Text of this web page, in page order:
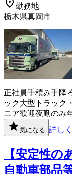
勤務地
栃木県真岡市
正社員手積み手降
ック大型トラック
ニア歓迎夜勤のみ
気になる 詳し
【安定性の
自動車部品